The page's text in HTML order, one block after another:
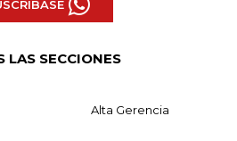
LAS SECCIONES
Alta Gerencia